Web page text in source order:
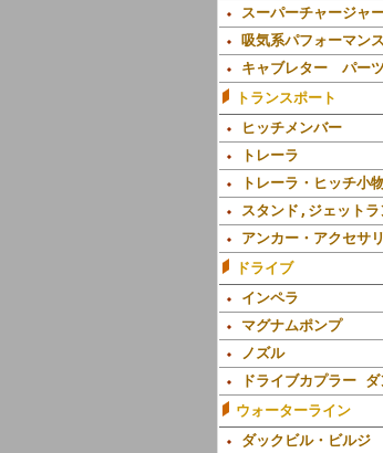
スーパーチャージャ
吸気系パフォーマン
キャブレター パーツ
トランスポート
ヒッチメンバー
トレーラ
トレーラ・ヒッチ小
スタンド,ジェットラ
アンカー・アクセサ
ドライブ
インペラ
マグナムポンプ
ノズル
ドライブカプラー
ウォーターライン
ダックビル・ビルジ